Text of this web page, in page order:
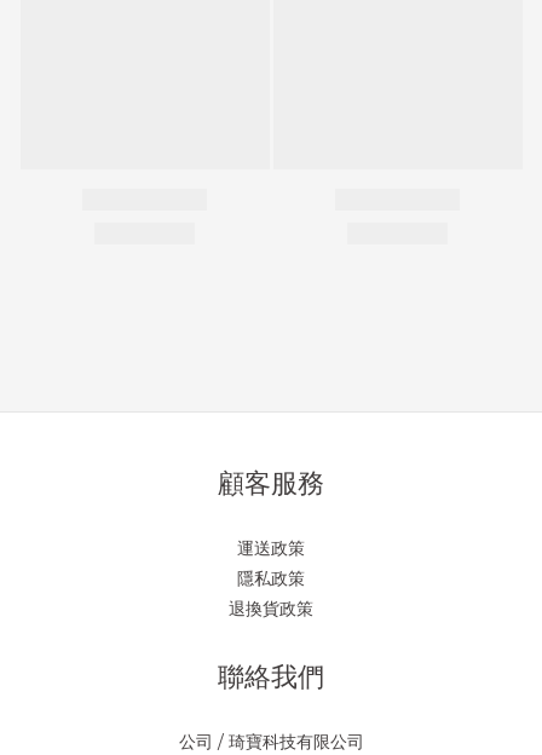
顧客服務
運送政策
隱私政策
退換貨政策
聯絡我們
公司 / 琦寶科技有限公司